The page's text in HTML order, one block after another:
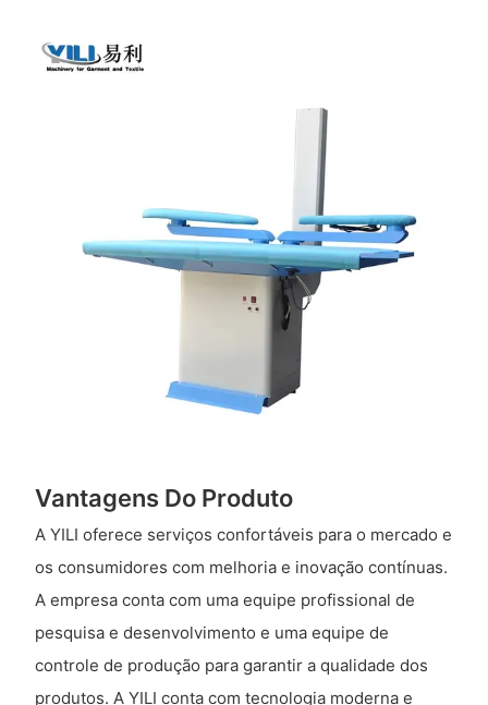
Vantagens Do Produto
A YILI oferece serviços confortáveis ​​para o mercado e
os consumidores com melhoria e inovação contínuas.
A empresa conta com uma equipe profissional de
pesquisa e desenvolvimento e uma equipe de
controle de produção para garantir a qualidade dos
produtos. A YILI conta com tecnologia moderna e